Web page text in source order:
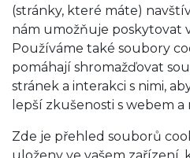
(stránky, které máte)
nám umožňuje poskytovat
Používáme také soubory
pomáhají shromažďovat
stránek a interakci s nimi,
lepší zkušenosti s webem
Zde je přehled souborů